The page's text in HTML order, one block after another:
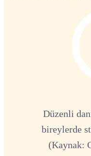
Düzenli
bireylerde
(Kaynak: